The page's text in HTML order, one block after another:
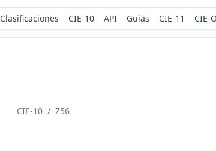
Clasificaciones CIE-10 API Guias CIE-11 CIE-O
CIE-10 / Z56